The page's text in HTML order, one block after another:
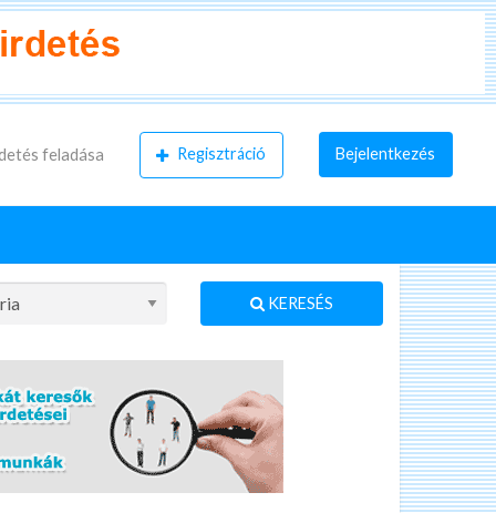
feladása Regisztráció Bejelentkezés
KERESÉS